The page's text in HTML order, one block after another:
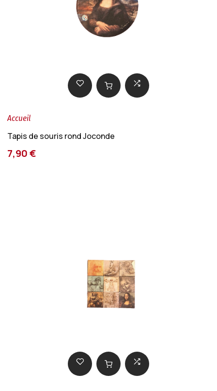
Accueil
Tapis de souris rond Joconde
7,90 €